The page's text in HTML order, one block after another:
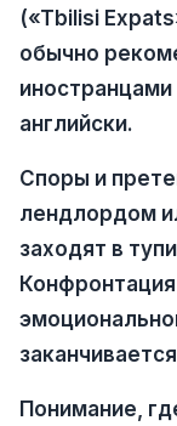
(«Tbilisi
обычно
иностранцами
английски.
Споры и
лендлордом
заходят в
Понимание,